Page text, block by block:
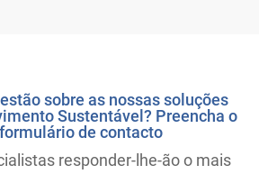
sobre as nossas soluções
Sustentável? Preencha o
de contacto
responder-lhe-ão o mais